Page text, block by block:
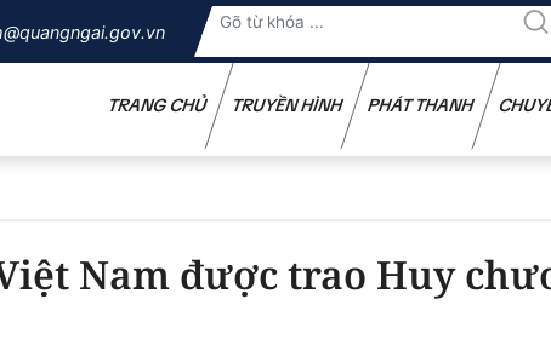
TRANG CHỦ TRUYỀN HÌNH PHÁT THANH
Nam được trao Huy